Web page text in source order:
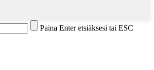
Paina Enter etsiäksesi tai ESC